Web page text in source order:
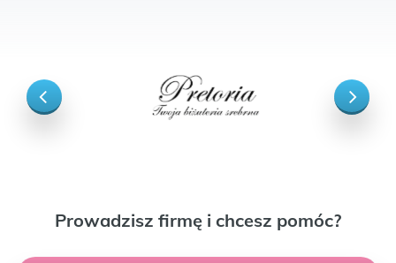
Prowadzisz firmę i chcesz pomóc?